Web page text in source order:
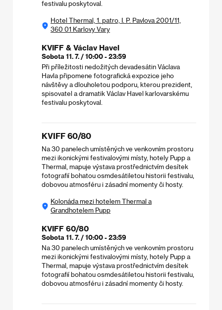
festivalu poskytoval.
Hotel Thermal, 1. patro, I. P. Pavlova 2001/11,
360 01 Karlovy Vary
KVIFF & Václav Havel
Sobota 11. 7. / 10:00 - 23:59
Při příležitosti nedožitých devadesátin Václava
Havla připomene fotografická expozice jeho
návštěvy a dlouholetou podporu, kterou prezident,
spisovatel a dramatik Václav Havel karlovarskému
festivalu poskytoval.
KVIFF 60/80
Na 30 panelech umístěných ve venkovním prostoru
mezi ikonickými festivalovými místy, hotely Pupp a
Thermal, mapuje výstava prostřednictvím desítek
fotografií bohatou osmdesátiletou historii festivalu,
dobovou atmosféru i zásadní momenty či hosty.
Kolonáda mezi hotelem Thermal a
Grandhotelem Pupp
KVIFF 60/80
Sobota 11. 7. / 10:00 - 23:59
Na 30 panelech umístěných ve venkovním prostoru
mezi ikonickými festivalovými místy, hotely Pupp a
Thermal, mapuje výstava prostřednictvím desítek
fotografií bohatou osmdesátiletou historii festivalu,
dobovou atmosféru i zásadní momenty či hosty.